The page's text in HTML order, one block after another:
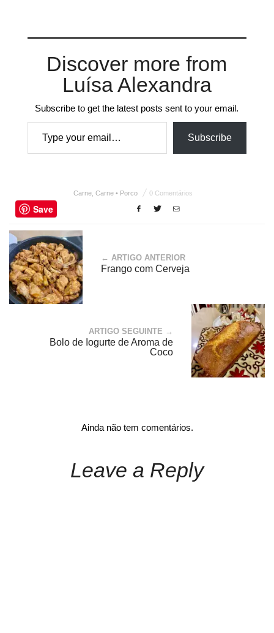
Discover more from
Luísa Alexandra
Subscribe to get the latest posts sent to your email.
Type your email…
Subscribe
Carne, Carne • Porco 0 Comentários
Save
← ARTIGO ANTERIOR
Frango com Cerveja
ARTIGO SEGUINTE →
Bolo de Iogurte de Aroma de
Coco
Ainda não tem comentários.
Leave a Reply